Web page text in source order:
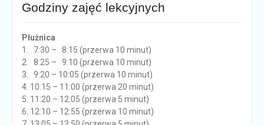
Godziny zajęć lekcyjnych
Płużnica
1. 7:30 – 8:15 (przerwa 10 minut)
2. 8:25 – 9:10 (przerwa 10 minut)
3. 9:20 – 10:05 (przerwa 10 minut)
4. 10:15 – 11:00 (przerwa 20 minut)
5. 11:20 – 12:05 (przerwa 5 minut)
6. 12:10 – 12:55 (przerwa 10 minut)